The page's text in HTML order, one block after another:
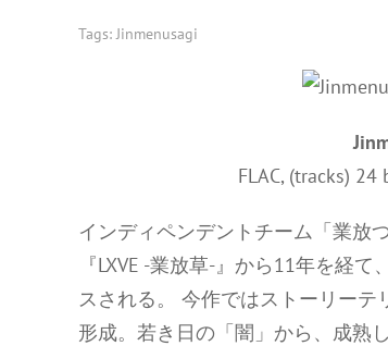
Tags:Jinmenusagi
FLAC, (tracks)
インディペンデントチーム「業放
『LXVE -業放草-』から11年を経
スされる。 今作ではストーリー
形成。若き日の「闇」から、成熟